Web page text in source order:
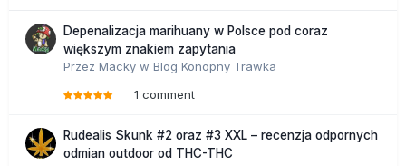
Depenalizacja marihuany w Polsce pod coraz
większym znakiem zapytania
Przez Macky w Blog Konopny Trawka
1 comment
Rudealis Skunk #2 oraz #3 XXL – recenzja odpornych
odmian outdoor od THC-THC